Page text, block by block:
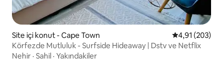
Site içi konut - Cape Town 5 üzerinden
4,91 (203)
Körfezde Mutluluk - Surfside Hideaway | Dstv ve Netflix
Nehir · Sahil · Yakındakiler